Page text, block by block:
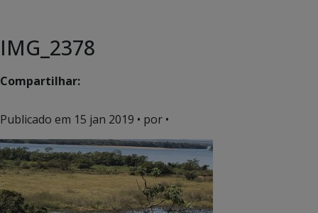
IMG_2378
Compartilhar:
Publicado em 15 jan 2019 • por •